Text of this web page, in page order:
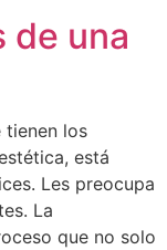
de una
tienen los
está
Les preocupa
La
que no solo